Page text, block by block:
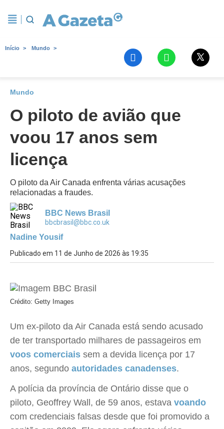
Início Mundo
Mundo
O piloto de avião que
voou 17 anos sem
licença
O piloto da Air Canada enfrenta várias acusações
relacionadas a fraudes.
BBC News Brasil
bbcbrasil@bbc.co.uk
Nadine Yousif
Publicado em 11 de Junho de 2026 às 19:35
Crédito: Getty Images
Um ex-piloto da Air Canada está sendo acusado
de ter transportado milhares de passageiros em
voos comerciais sem a devida licença por 17
anos, segundo autoridades canadenses.
A polícia da província de Ontário disse que o
piloto, Geoffrey Wall, de 59 anos, estava voando
com credenciais falsas desde que foi promovido a